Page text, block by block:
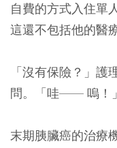
自費的方式入住單
這還不包括他的醫
「沒有保險？」
問。「哇—— 嗚！」
末期胰臟癌的治療